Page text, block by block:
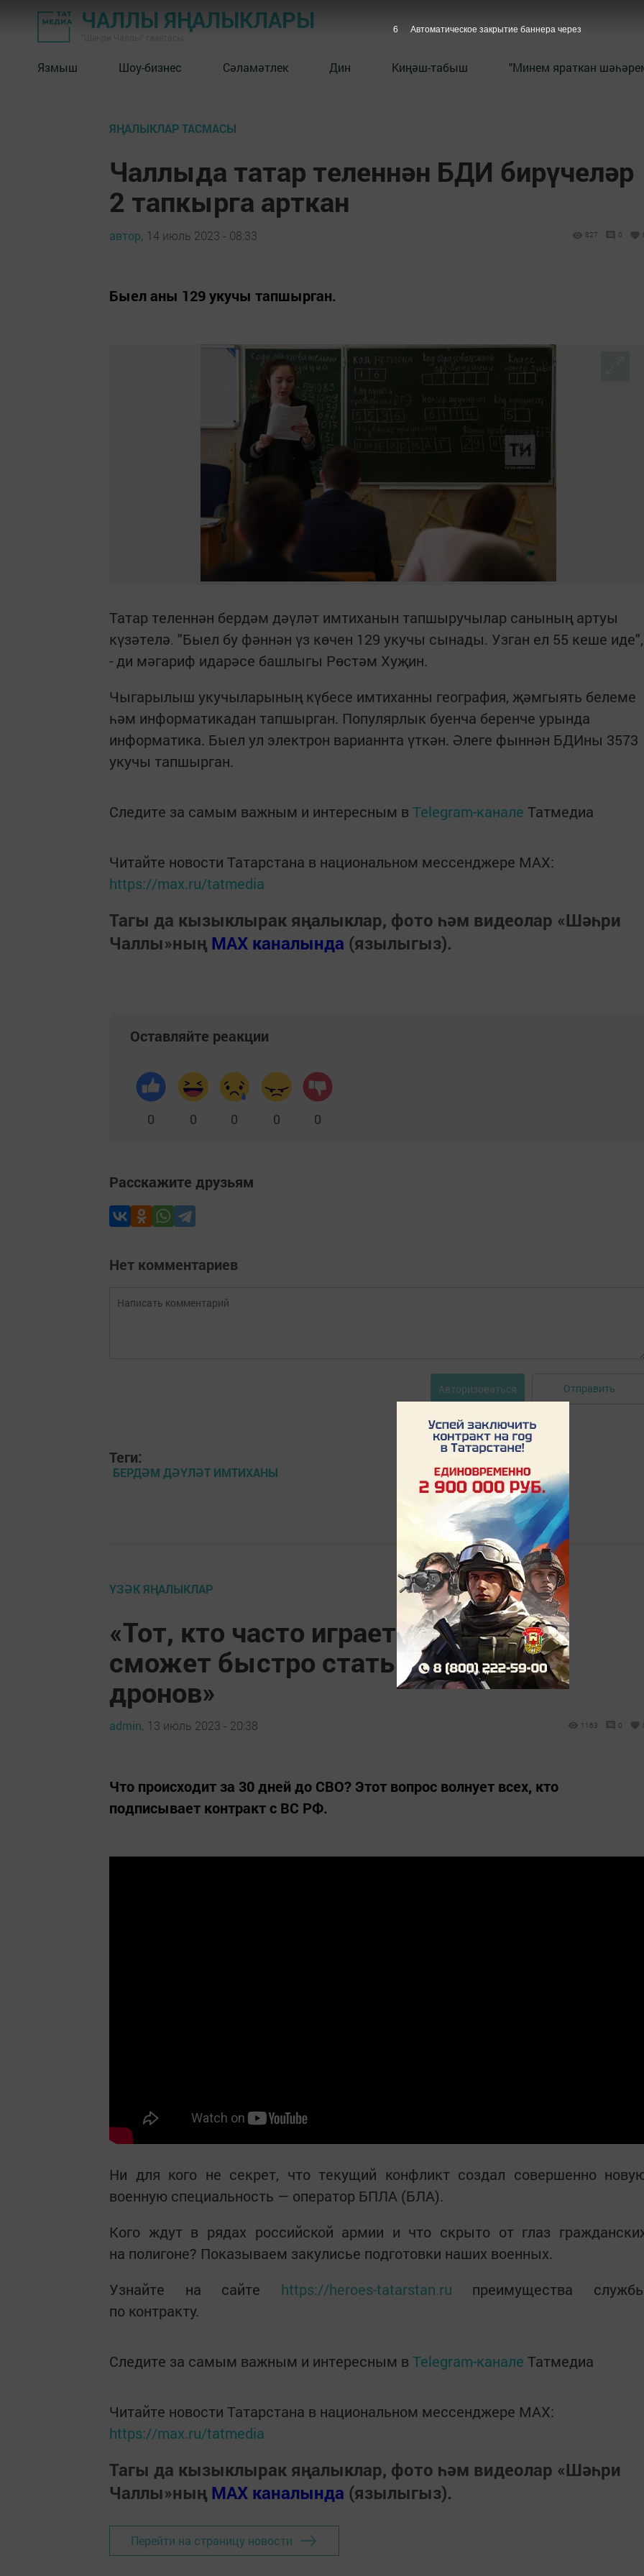
ЧАЛЛЫ ЯҢАЛЫКЛАРЫ
Язмыш Шоу-бизнес Сәламәтлек Дин Киңәш-табыш "Минем яраткан
ЯҢАЛЫКЛАР ТАСМАСЫ
Чаллыда татар теленнән БДИ бирүчеләр
2 тапкырга арткан
автор, 14 июль 2023 - 08:33 827 0
Быел аны 129 укучы тапшырган.
Татар теленнән бердәм дәүләт имтиханын тапшыручылар санының артуы
күзәтелә. "Быел бу фәннән үз көчен 129 укучы сынады. Узган ел 55 кеше иде",
- ди мәгариф идарәсе башлыгы Рөстәм Хуҗин.
Чыгарылыш укучыларының күбесе имтиханны география, җәмгыять белеме
һәм информатикадан тапшырган. Популярлык буенча беренче урында
информатика. Быел ул электрон варианнта үткән. Әлеге фыннән БДИны 3573
укучы тапшырган.
Следите за самым важным и интересным в Telegram-канале Татмедиа
Читайте новости Татарстана в национальном мессенджере MАХ:
https://max.ru/tatmedia
Тагы да кызыклырак яңалыклар, фото һәм видеолар «Шәһри
Чаллы»ның MAX каналында (язылыгыз).
Оставляйте реакции
0 0 0 0 0
Расскажите друзьям
Нет комментариев
Авторизоваться Отправить
Теги:
БЕРДӘМ ДӘҮЛӘТ ИМТИХАНЫ
ҮЗӘК ЯҢАЛЫКЛАР
«Тот, кто часто играет в приставку,
сможет быстро стать оператором
дронов»
admin, 13 июль 2023 - 20:38 1163 0
Что происходит за 30 дней до СВО? Этот вопрос волнует всех, кто
подписывает контракт с ВС РФ.
Ни для кого не секрет, что текущий конфликт создал совершенно
военную специальность — оператор БПЛА (БЛА).
Кого ждут в рядах российской армии и что скрыто от глаз
на полигоне? Показываем закулисье подготовки наших военных.
Узнайте на сайте https://heroes-tatarstan.ru преимущества
по контракту.
Следите за самым важным и интересным в Telegram-канале Татмедиа
Читайте новости Татарстана в национальном мессенджере MАХ:
https://max.ru/tatmedia
Тагы да кызыклырак яңалыклар, фото һәм видеолар «Шәһри
Чаллы»ның MAX каналында (язылыгыз).
Перейти на страницу новости
5 Автоматическое закрытие баннера через